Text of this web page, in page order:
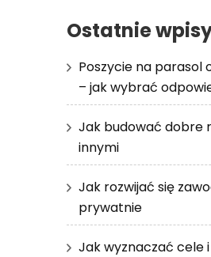
Ostatnie
Poszycie na parasol
– jak wybrać
Jak budować dobre
innymi
Jak rozwijać się
prywatnie
Jak wyznaczać cele